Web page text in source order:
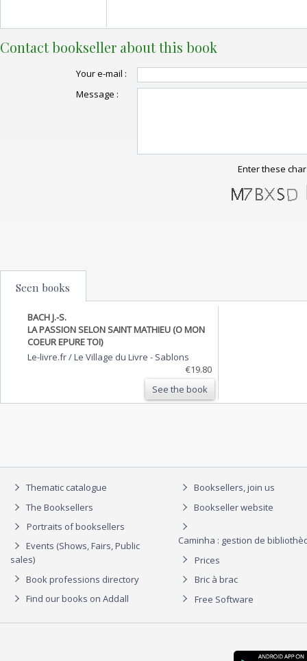
Contact bookseller about this book
Your e-mail :
Message :
Enter these
Seen books
BACH J.-S.
LA PASSION SELON SAINT MATHIEU (O MON
COEUR EPURE TOI)
Le-livre.fr / Le Village du Livre - Sablons
€19.80
See the book
Thematic catalogue
The Booksellers
Portraits of booksellers
Events (Shows, Fairs, Public
sales)
Book professions directory
Find our books on Addall
Booksellers, join us
Bookseller website
Caminha : gestion de
Prices
Bric à brac
Free Software